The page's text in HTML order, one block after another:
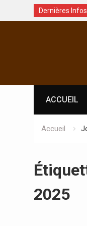
Dernières
?
À Lens,
par son
ACCUEIL
Accueil
2025